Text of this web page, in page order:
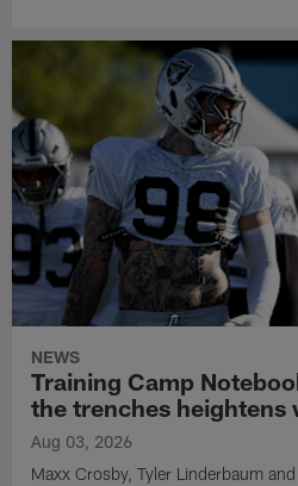
NEWS
Training Camp
the trenches heightens
Aug 03, 2026
Maxx Crosby, Tyler Linderbaum